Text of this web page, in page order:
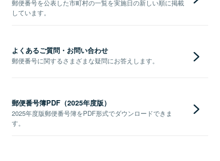
郵便番号を公表した市町村の一覧を実施日の新しい順に掲載
しています。
よくあるご質問・お問い合わせ
郵便番号に関するさまざまな疑問にお答えします。
郵便番号簿PDF（2025年度版）
2025年度版郵便番号簿をPDF形式でダウンロードできま
す。